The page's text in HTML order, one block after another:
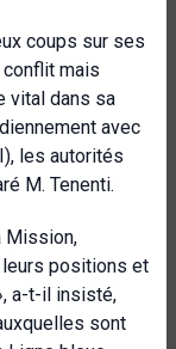
coups sur ses
mais
vital dans sa
avec
les autorités
M. Tenenti.
Mission,
positions et
a-t-il insisté,
sont